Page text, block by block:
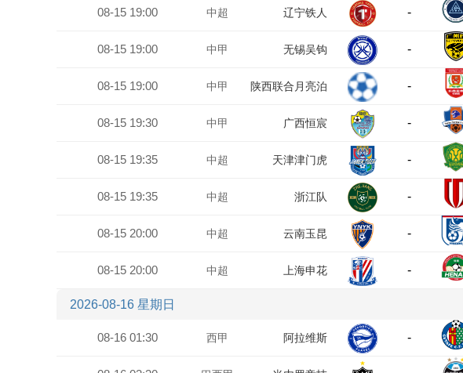
08-15 19:00 中超 辽宁铁人 -
08-15 19:00 中甲 无锡吴钩 -
08-15 19:00 中甲 陕西联合月亮泊
队
-
08-15 19:30 中甲 广西恒宸 -
08-15 19:35 中超 天津津门虎 -
08-15 19:35 中超 浙江队 -
08-15 20:00 中超 云南玉昆 -
08-15 20:00 中超 上海申花 -
2026-08-16 星期日
08-16 01:30 西甲 阿拉维斯 -